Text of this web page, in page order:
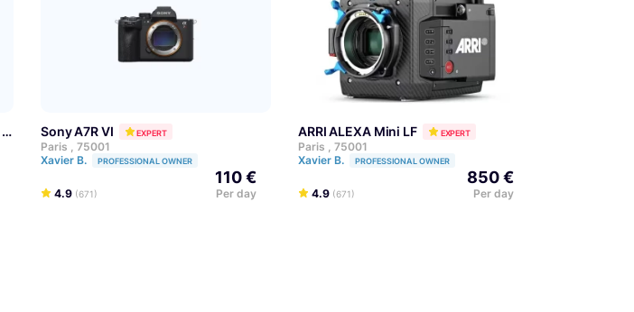
EXPERTSony A7R VI EXPERT
Paris , 75001
Xavier B.
PROFESSIONAL OWNER
4.9 (671)
110 €
Per day
ARRI ALEXA Mini LF EXPERT
Paris , 75001
Xavier B.
PROFESSIONAL OWNER
4.9 (671)
850 €
Per day